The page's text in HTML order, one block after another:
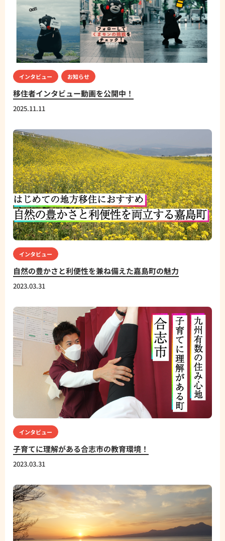
インタビュー お知らせ
移住者インタビュー動画を公開中！
2025.11.11
インタビュー
自然の豊かさと利便性を兼ね備えた嘉島町の魅力
2023.03.31
インタビュー
子育てに理解がある合志市の教育環境！
2023.03.31